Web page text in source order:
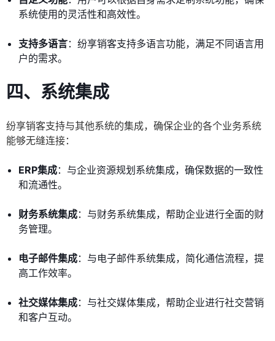
系统使用的灵活性和高效性。
支持多语言：纷享销客支持多语言功能，满足不同语言用
户的需求。
四、系统集成
纷享销客支持与其他系统的集成，确保企业的各个业务系统
能够无缝连接：
ERP集成：与企业资源规划系统集成，确保数据的一致性
和流通性。
财务系统集成：与财务系统集成，帮助企业进行全面的财
务管理。
电子邮件集成：与电子邮件系统集成，简化通信流程，提
高工作效率。
社交媒体集成：与社交媒体集成，帮助企业进行社交营销
和客户互动。